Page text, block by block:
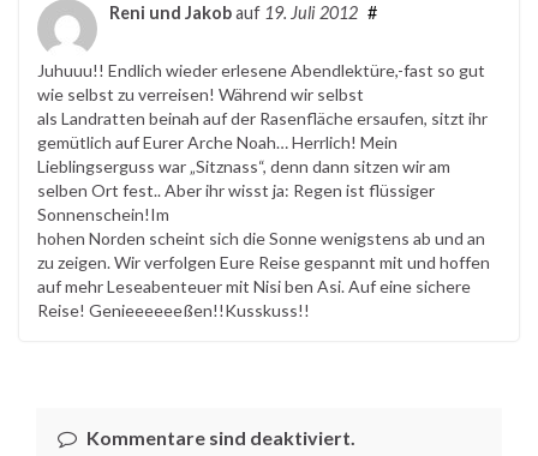
Reni und Jakobauf 19. Juli 2012 #
Juhuuu!! Endlich wieder erlesene Abendlektüre,-fast so gut
wie selbst zu verreisen! Während wir selbst
als Landratten beinah auf der Rasenfläche ersaufen, sitzt ihr
gemütlich auf Eurer Arche Noah… Herrlich! Mein
Lieblingserguss war „Sitznass“, denn dann sitzen wir am
selben Ort fest.. Aber ihr wisst ja: Regen ist flüssiger
Sonnenschein!Im
hohen Norden scheint sich die Sonne wenigstens ab und an
zu zeigen. Wir verfolgen Eure Reise gespannt mit und hoffen
auf mehr Leseabenteuer mit Nisi ben Asi. Auf eine sichere
Reise! Genieeeeeeßen!!Kusskuss!!
Kommentare sind deaktiviert.